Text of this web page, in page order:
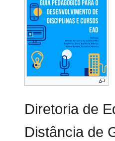
Diretoria de
Distância de